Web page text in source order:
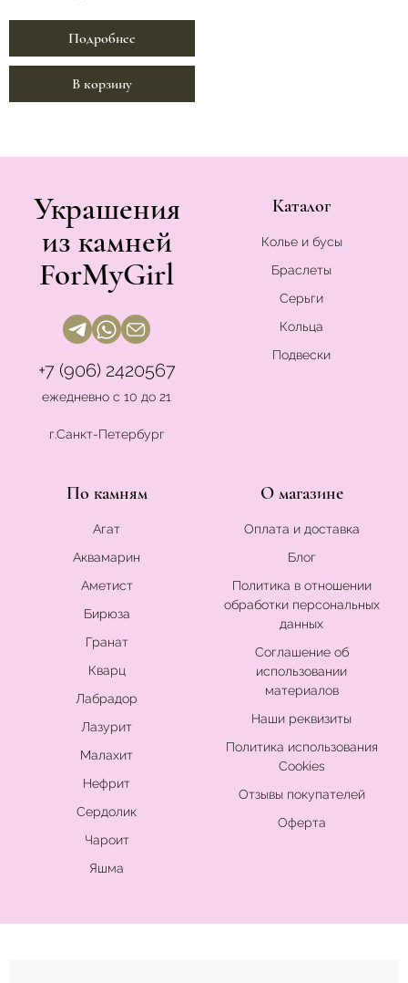
Подробнее
В корзину
Украшения
из камней
ForMyGirl
+7 (906) 2420567
ежедневно с 10 до 21
г.Санкт-Петербург
Каталог
Колье и бусы
Браслеты
Серьги
Кольца
Подвески
По камням
Агат
Аквамарин
Аметист
Бирюза
Гранат
Кварц
Лабрадор
Лазурит
Малахит
Нефрит
Сердолик
Чароит
Яшма
О магазине
Оплата и доставка
Блог
Политика в отношении
обработки персональных
данных
Соглашение об
использовании
материалов
Наши реквизиты
Политика использования
Cookies
Отзывы покупателей
Оферта